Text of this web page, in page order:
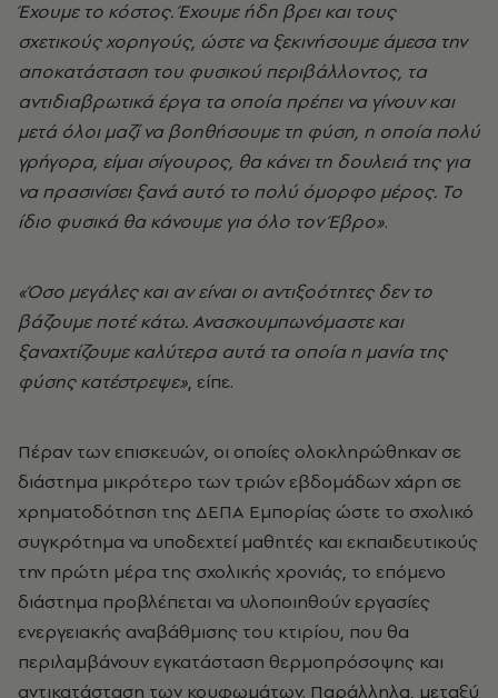
Έχουμε το κόστος. Έχουμε ήδη βρει και τους
σχετικούς χορηγούς, ώστε να ξεκινήσουμε άμεσα την
αποκατάσταση του φυσικού περιβάλλοντος, τα
αντιδιαβρωτικά έργα τα οποία πρέπει να γίνουν και
μετά όλοι μαζί να βοηθήσουμε τη φύση, η οποία πολύ
γρήγορα, είμαι σίγουρος, θα κάνει τη δουλειά της για
να πρασινίσει ξανά αυτό το πολύ όμορφο μέρος. Το
ίδιο φυσικά θα κάνουμε για όλο τον Έβρο».
«Όσο μεγάλες και αν είναι οι αντιξοότητες δεν το
βάζουμε ποτέ κάτω. Ανασκουμπωνόμαστε και
ξαναχτίζουμε καλύτερα αυτά τα οποία η μανία της
φύσης κατέστρεψε», είπε.
Πέραν των επισκευών, οι οποίες ολοκληρώθηκαν σε
διάστημα μικρότερο των τριών εβδομάδων χάρη σε
χρηματοδότηση της ΔΕΠΑ Εμπορίας ώστε το σχολικό
συγκρότημα να υποδεχτεί μαθητές και εκπαιδευτικούς
την πρώτη μέρα της σχολικής χρονιάς, το επόμενο
διάστημα προβλέπεται να υλοποιηθούν εργασίες
ενεργειακής αναβάθμισης του κτιρίου, που θα
περιλαμβάνουν εγκατάσταση θερμοπρόσοψης και
αντικατάσταση των κουφωμάτων. Παράλληλα, μεταξύ